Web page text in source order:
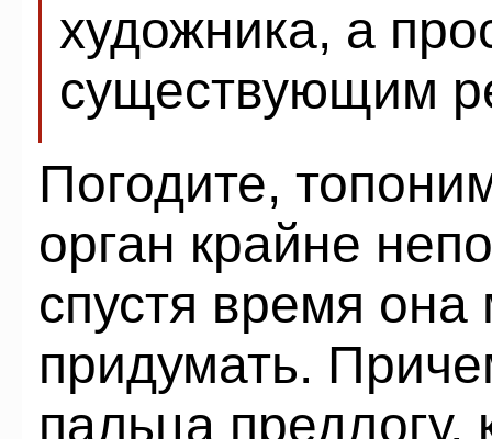
художника, а
существующим
Погодите,
орган крайне
спустя время
придумать.
пальца предлогу,